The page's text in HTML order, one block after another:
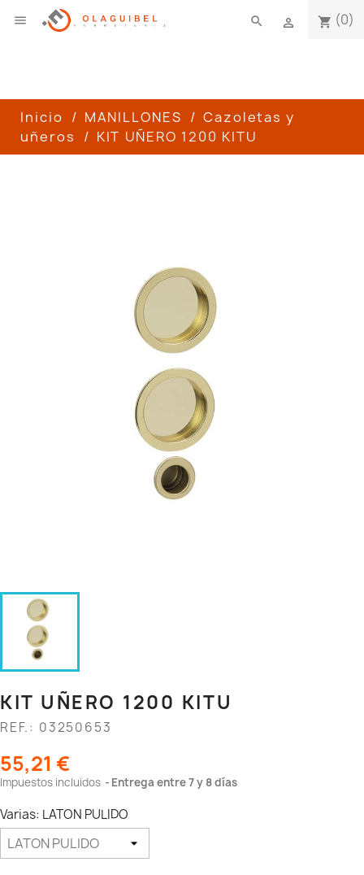
 shopping_cart (0)

search
Inicio MANILLONES
Cazoletas y
uñeros
KIT UÑERO 1200 KITU
KIT UÑERO 1200 KITU
REF.: 03250653
55,21 €
Impuestos incluidos Entrega entre 7 y 8 días
Varias: LATON PULIDO